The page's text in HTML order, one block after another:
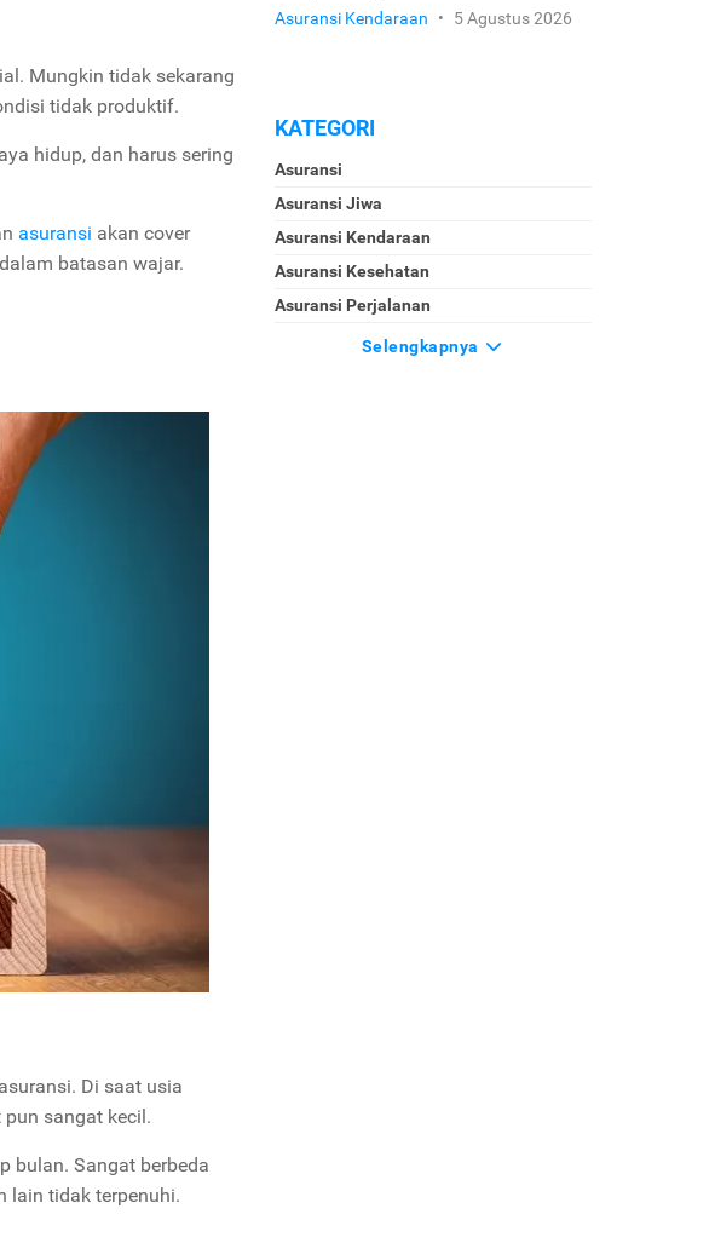
Mungkin tidak sekarang
tidak produktif.
hidup, dan harus sering
asuransi akan cover
batasan wajar.
Di saat usia
sangat kecil.
bulan. Sangat berbeda
lain tidak terpenuhi.
Asuransi Kendaraan • 5 Agustus 2026
KATEGORI
Asuransi
Asuransi Jiwa
Asuransi Kendaraan
Asuransi Kesehatan
Asuransi Perjalanan
Selengkapnya